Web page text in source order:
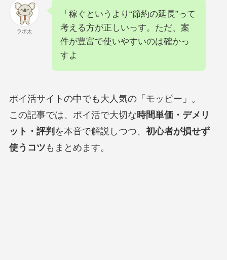
ラボ太
「稼ぐというより“節約の延長”って
考える方が正しいっす。ただ、案
件が豊富で使いやすいのは確かっ
すよ
ポイ活サイトの中でも大人気の「モッピー」。
この記事では、ポイ活で大切な時間単価・デメリ
ット・評判 を本音で解説しつつ、 初心者が損せず
使うコツ もまとめます。